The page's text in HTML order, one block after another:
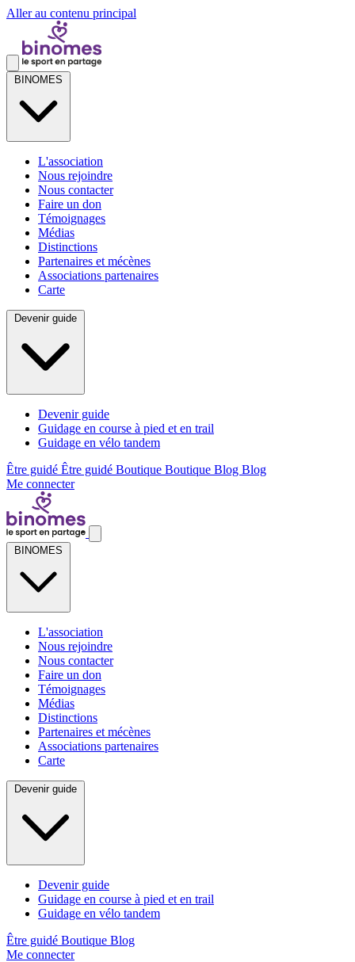
Aller au contenu principal
L'association
Nous rejoindre
Nous contacter
Faire un don
Témoignages
Médias
Distinctions
Partenaires et mécènes
Associations partenaires
Carte
Devenir guide
Guidage en course à pied et en trail
Guidage en vélo tandem
Être guidé Être guidé Boutique Boutique Blog Blog
Me connecter
BINOMES
L'association
Nous rejoindre
Nous contacter
Faire un don
Témoignages
Médias
Distinctions
Partenaires et mécènes
Associations partenaires
Carte
Devenir guide
Devenir guide
Guidage en course à pied et en trail
Guidage en vélo tandem
Être guidé Boutique Blog
Me connecter